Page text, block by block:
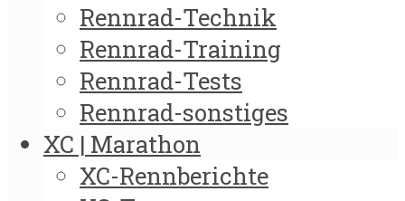
Rennrad-Technik
Rennrad-Training
Rennrad-Tests
Rennrad-sonstiges
XC | Marathon
XC-Rennberichte